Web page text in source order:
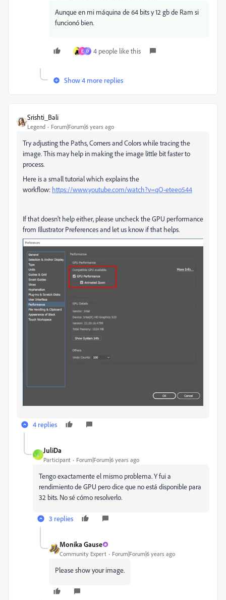
Aunque en mi máquina de 64 bits y 12 gb de Ram si
funcionó bien.
E D 4 people like this
Show 4 more replies
Srishti_Bali
Legend Forum|Forum|6 years ago
Try adjusting the Paths, Corners and Colors while tracing the
image. This may help in making the image little bit faster to
process.
Here is a small tutorial which explains the
workflow: https://www.youtube.com/watch?v=qO-eteeo544
If that doesn't help either, please uncheck the GPU performance
from Illustrator Preferences and let us know if that helps.
4 replies
J
JuliDa
Participant Forum|Forum|6 years ago
Tengo exactamente el mismo problema. Y fui a
rendimiento de GPU pero dice que no está disponible para
32 bits. No sé cómo resolverlo.
3 replies
Monika Gause
Community Expert Forum|Forum|6 years ago
Please show your image.